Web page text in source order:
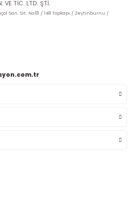
VE TİC. LTD. ŞTİ.
San. Sit. No:81 / 148 Topkapı / Zeytinburnu /